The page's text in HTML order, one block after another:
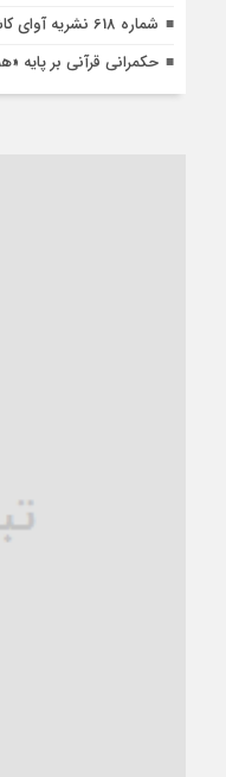
شماره 618 نشریه آوای کاشمر
حکمرانی قرآنی بر پایه